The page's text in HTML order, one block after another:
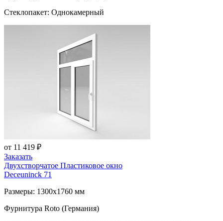
Стеклопакет: Однокамерный
от 11 419 ₽
Заказать
Двухстворчатое Пластиковое окно
Deceuninck 71
Размеры: 1300x1760 мм
Фурнитура Roto (Германия)